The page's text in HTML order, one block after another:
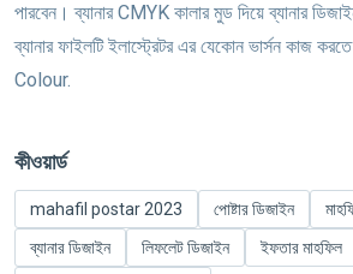
পারবেন। ব্যানার CMYK কালার মুড দিয়ে ব্যানার
ব্যানার ফাইলটি ইলাস্ট্রেটর এর যেকোন ভার্সন কাজ
Colour.
কীওয়ার্ড
mahafil postar 2023 পোষ্টার ডিজাইন
ব্যানার ডিজাইন
লিফলেট ডিজাইন ইফতার মাহফিল